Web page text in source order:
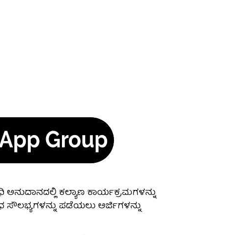
ಅನುದಾನದಲ್ಲಿ ಕಲ್ಯಾಣ ಕಾರ್ಯಕ್ರಮಗಳನ್ನು
ಸೌಲಭ್ಯಗಳನ್ನು ಪಡೆಯಲು ಅರ್ಜಿಗಳನ್ನು